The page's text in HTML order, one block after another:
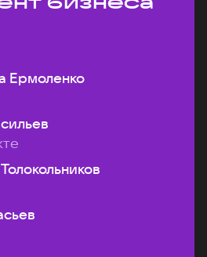
Ермоленко